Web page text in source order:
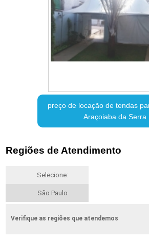
preço de locação de tendas
Araçoiaba da Serra
Regiões de Atendimento
Selecione:
São Paulo
Verifique as regiões que atendemos